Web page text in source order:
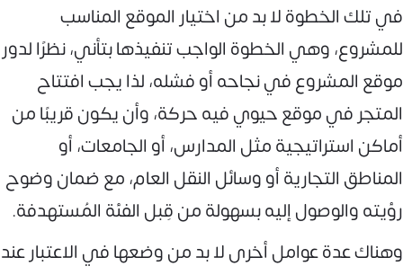
في تلك الخطوة لا بد من اختيار الموقع المناسب
للمشروع، وهي الخطوة الواجب تنفيذها بتأني، نظرًا لدور
موقع المشروع في نجاحه أو فشله، لذا يجب افتتاح
المتجر في موقع حيوي فيه حركة، وأن يكون قريبًا من
أماكن استراتيجية مثل المدارس، أو الجامعات، أو
المناطق التجارية أو وسائل النقل العام، مع ضمان وضوح
رؤيته والوصول إليه بسهولة من قِبل الفئة المُستهدفة.
وهناك عدة عوامل أخرى لا بد من وضعها في الاعتبار عند